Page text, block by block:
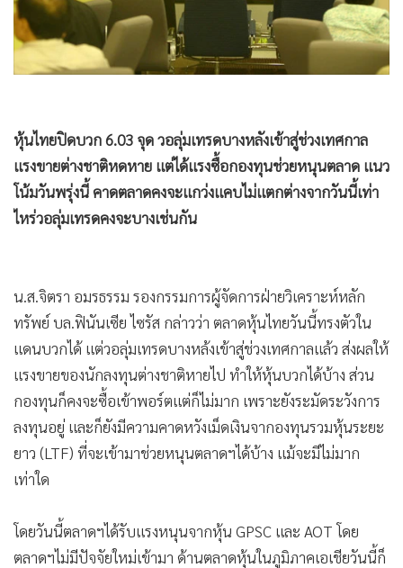
• กีฬา
• ต่างประเทศ
• Special Scoop
• จีน
ชุมชน-คุณภาพชีวิต
• อาชญากรรม
• Motoring
• SMEs
• หุ้น
• อินโดจีน
• กองทุนรวม
• Celeb Online
• Factcheck
• ญี่ปุ่น
• News1
•
Gotomanager
หุ้นไทยปิดบวก 6.03 จุด วอลุ่มเทรดบางหลังเข้าสู่ช่วงเทศกาล
แรงขายต่างชาติหดหาย แต่ได้แรงซื้อกองทุนช่วยหนุนตลาด แนว
โน้มวันพรุ่งนี้ คาดตลาดคงจะแกว่งแคบไม่แตกต่างจากวันนี้เท่า
ไหร่วอลุ่มเทรดคงจะบางเช่นกัน
น.ส.จิตรา อมรธรรม รองกรรมการผู้จัดการฝ่ายวิเคราะห์หลัก
ทรัพย์ บล.ฟินันเซีย ไซรัส กล่าวว่า ตลาดหุ้นไทยวันนี้ทรงตัวใน
แดนบวกได้ แต่วอลุ่มเทรดบางหล้งเข้าสู่ช่วงเทศกาลแล้ว ส่งผลให้
แรงขายของนักลงทุนต่างชาติหายไป ทำให้หุ้นบวกได้บ้าง ส่วน
กองทุนก็คงจะซื้อเข้าพอร์ตแต่ก็ไม่มาก เพราะยังระมัดระวังการ
ลงทุนอยู่ และก็ยังมีความคาดหวังเม็ดเงินจากองทุนรวมหุ้นระยะ
ยาว (LTF) ที่จะเข้ามาช่วยหนุนตลาดฯได้บ้าง แม้จะมีไม่มาก
เท่าใด
โดยวันนี้ตลาดฯได้รับแรงหนุนจากหุ้น GPSC และ AOT โดย
ตลาดฯไม่มีปัจจัยใหม่เข้ามา ด้านตลาดหุ้นในภูมิภาคเอเชียวันนี้ก็